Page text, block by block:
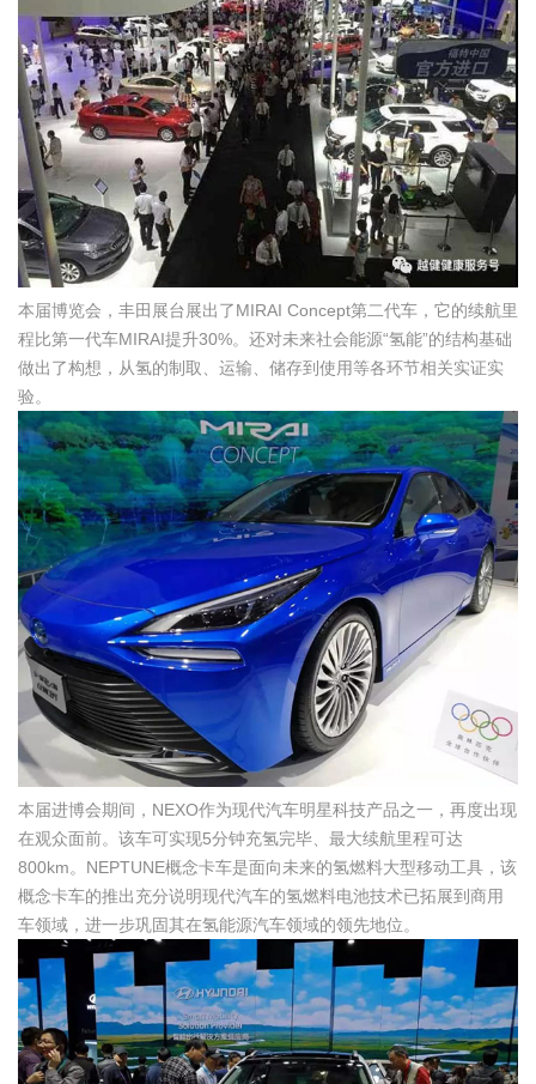
本届博览会，丰田展台展出了MIRAI Concept第二代车，它的续航里
程比第一代车MIRAI提升30%。还对未来社会能源“氢能”的结构基础
做出了构想，从氢的制取、运输、储存到使用等各环节相关实证实
验。
本届进博会期间，NEXO作为现代汽车明星科技产品之一，再度出现
在观众面前。该车可实现5分钟充氢完毕、最大续航里程可达
800km。NEPTUNE概念卡车是面向未来的氢燃料大型移动工具，该
概念卡车的推出充分说明现代汽车的氢燃料电池技术已拓展到商用
车领域，进一步巩固其在氢能源汽车领域的领先地位。